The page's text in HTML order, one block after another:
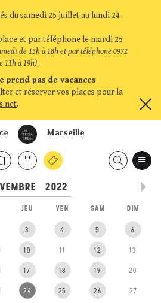
du samedi 25 juillet au lundi 24
et par téléphone le mardi 25
de 13h à 18h et par téléphone 0972
11h à 19h).
prend pas de vacances
et réserver vos places pour la
.
Marseille
JEU VEN SAM DIM
3 4 5 6
10 11 12 13
17 18 19 20
24 25 26 27